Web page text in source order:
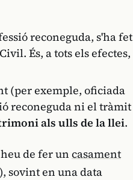
reconeguda, s'ha fet
És, a tots els efectes,
(per exemple, oficiada
reconeguda ni el tràmit
als ulls de la llei.
de fer un casament
), sovint en una data